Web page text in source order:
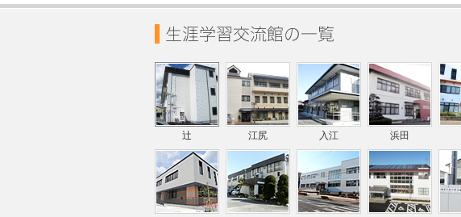
辻 江尻 入江 浜田